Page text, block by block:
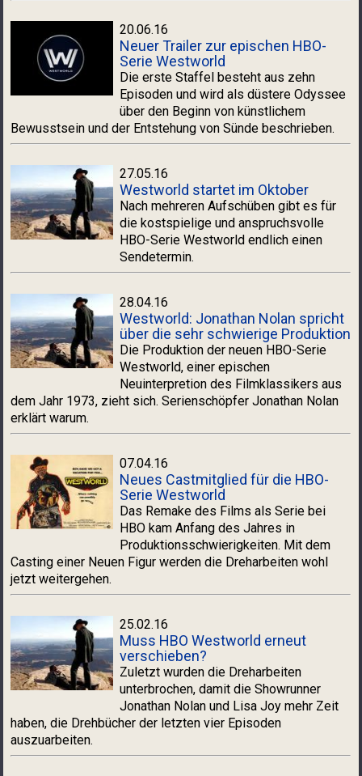
20.06.16
Neuer Trailer zur epischen HBO-
Serie Westworld
Die erste Staffel besteht aus zehn
Episoden und wird als düstere Odyssee
über den Beginn von künstlichem
Bewusstsein und der Entstehung von Sünde beschrieben.
27.05.16
Westworld startet im Oktober
Nach mehreren Aufschüben gibt es für
die kostspielige und anspruchsvolle
HBO-Serie Westworld endlich einen
Sendetermin.
28.04.16
Westworld: Jonathan Nolan spricht
über die sehr schwierige Produktion
Die Produktion der neuen HBO-Serie
Westworld, einer epischen
Neuinterpretion des Filmklassikers aus
dem Jahr 1973, zieht sich. Serienschöpfer Jonathan Nolan
erklärt warum.
07.04.16
Neues Castmitglied für die HBO-
Serie Westworld
Das Remake des Films als Serie bei
HBO kam Anfang des Jahres in
Produktionsschwierigkeiten. Mit dem
Casting einer Neuen Figur werden die Dreharbeiten wohl
jetzt weitergehen.
25.02.16
Muss HBO Westworld erneut
verschieben?
Zuletzt wurden die Dreharbeiten
unterbrochen, damit die Showrunner
Jonathan Nolan und Lisa Joy mehr Zeit
haben, die Drehbücher der letzten vier Episoden
auszuarbeiten.